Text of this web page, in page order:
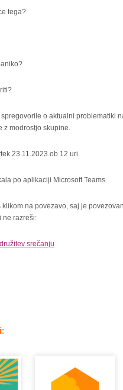
tega?
o aktualni problematiki
z modrostjo skupine.
23.11.2023 ob 12 uri.
po aplikaciji Microsoft Teams.
klikom na povezavo, saj je
ne razreši:
srečanju